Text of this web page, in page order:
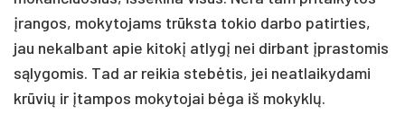
įran­gos, mo­ky­to­jams trūksta to­kio dar­bo pa­tir­ties,
jau ne­kal­bant apie ki­tokį at­lygį nei dir­bant įpras­to­mis
sąly­go­mis. Tad ar rei­kia stebė­tis, jei neat­lai­ky­da­mi
krūvių ir įtam­pos mo­ky­to­jai bėga iš mo­kyklų.